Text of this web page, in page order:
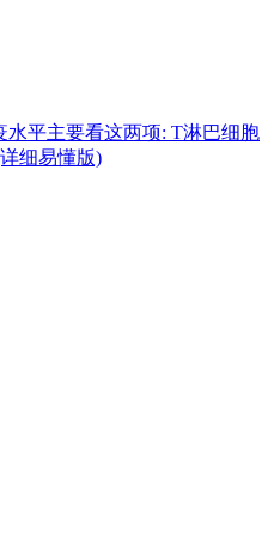
水平主要看这两项: T淋巴细胞
细易懂版)